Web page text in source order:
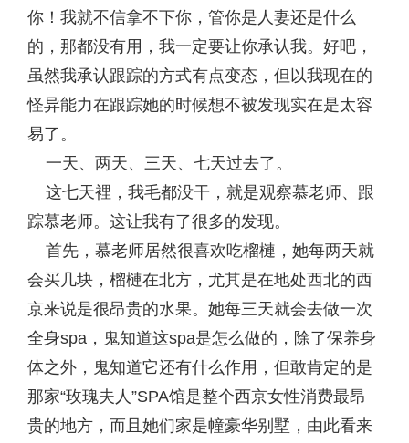
你！我就不信拿不下你，管你是人妻还是什么
的，那都没有用，我一定要让你承认我。好吧，
虽然我承认跟踪的方式有点变态，但以我现在的
怪异能力在跟踪她的时候想不被发现实在是太容
易了。
一天、两天、三天、七天过去了。
这七天裡，我毛都没干，就是观察慕老师、跟
踪慕老师。这让我有了很多的发现。
首先，慕老师居然很喜欢吃榴槤，她每两天就
会买几块，榴槤在北方，尤其是在地处西北的西
京来说是很昂贵的水果。她每三天就会去做一次
全身spa，鬼知道这spa是怎么做的，除了保养身
体之外，鬼知道它还有什么作用，但敢肯定的是
那家“玫瑰夫人”SPA馆是整个西京女性消费最昂
贵的地方，而且她们家是幢豪华别墅，由此看来